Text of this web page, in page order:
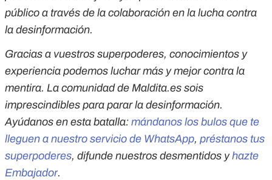
público a través de la colaboración en la lucha contra
la desinformación.
Gracias a vuestros superpoderes, conocimientos y
experiencia podemos luchar más y mejor contra la
mentira. La comunidad de Maldita.es sois
imprescindibles para parar la desinformación.
Ayúdanos en esta batalla: mándanos los bulos que te
lleguen a nuestro servicio de WhatsApp, préstanos tus
superpoderes, difunde nuestros desmentidos y hazte
Embajador.